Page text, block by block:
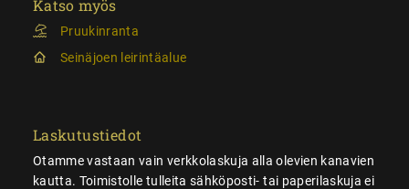
Katso myös
Pruukinranta
Seinäjoen leirintäalue
Laskutustiedot
Otamme vastaan vain verkkolaskuja alla olevien kanavien
kautta. Toimistolle tulleita sähköposti- tai paperilaskuja ei